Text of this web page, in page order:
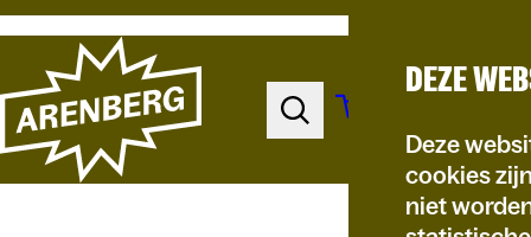
DEZE
Deze
cookies
niet